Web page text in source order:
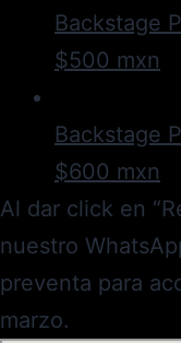
Backstage
$500 mxn
Backstage
$600 mxn
Al dar click en
nuestro
preventa para
marzo.